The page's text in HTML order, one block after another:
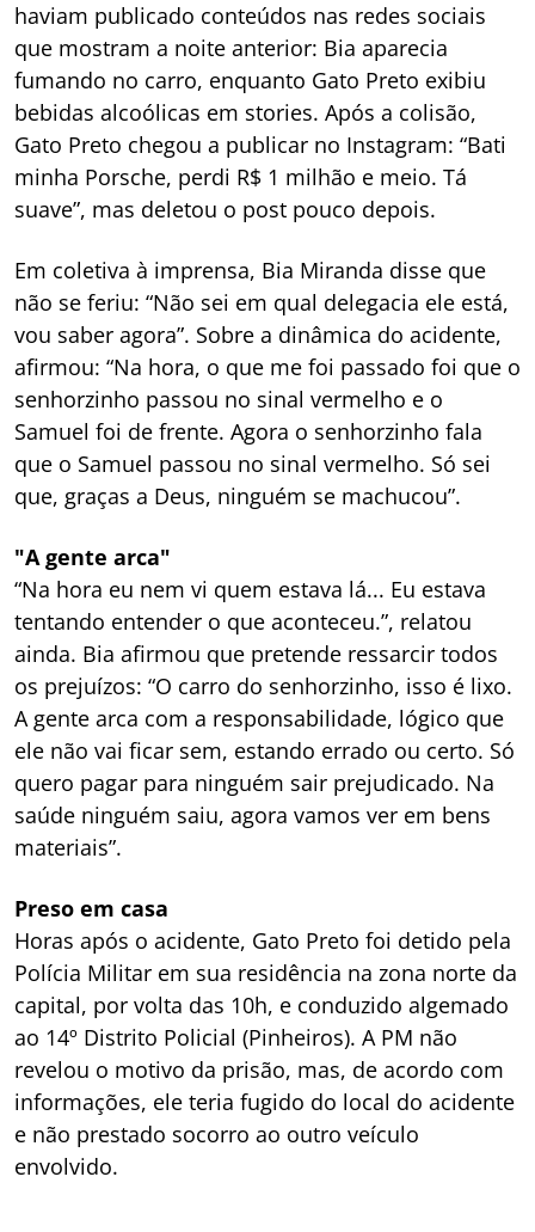
haviam publicado conteúdos nas redes sociais
que mostram a noite anterior: Bia aparecia
fumando no carro, enquanto Gato Preto exibiu
bebidas alcoólicas em stories. Após a colisão,
Gato Preto chegou a publicar no Instagram: “Bati
minha Porsche, perdi R$ 1 milhão e meio. Tá
suave”, mas deletou o post pouco depois.
Em coletiva à imprensa, Bia Miranda disse que
não se feriu: “Não sei em qual delegacia ele está,
vou saber agora”. Sobre a dinâmica do acidente,
afirmou: “Na hora, o que me foi passado foi que o
senhorzinho passou no sinal vermelho e o
Samuel foi de frente. Agora o senhorzinho fala
que o Samuel passou no sinal vermelho. Só sei
que, graças a Deus, ninguém se machucou”.
"A gente arca"
“Na hora eu nem vi quem estava lá... Eu estava
tentando entender o que aconteceu.”, relatou
ainda. Bia afirmou que pretende ressarcir todos
os prejuízos: “O carro do senhorzinho, isso é lixo.
A gente arca com a responsabilidade, lógico que
ele não vai ficar sem, estando errado ou certo. Só
quero pagar para ninguém sair prejudicado. Na
saúde ninguém saiu, agora vamos ver em bens
materiais”.
Preso em casa
Horas após o acidente, Gato Preto foi detido pela
Polícia Militar em sua residência na zona norte da
capital, por volta das 10h, e conduzido algemado
ao 14º Distrito Policial (Pinheiros). A PM não
revelou o motivo da prisão, mas, de acordo com
informações, ele teria fugido do local do acidente
e não prestado socorro ao outro veículo
envolvido.